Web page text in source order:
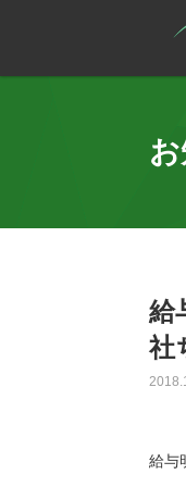
給
社
給与